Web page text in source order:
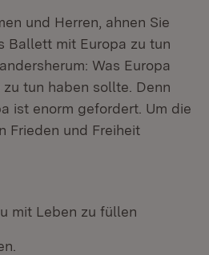
und Herren, ahnen Sie
Ballett mit Europa zu tun
Was Europa
tun haben sollte. Denn
ist enorm gefordert. Um die
Frieden und Freiheit
mit Leben zu füllen